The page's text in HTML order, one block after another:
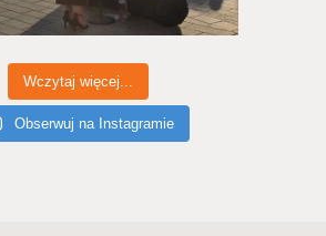
Wczytaj więcej...
Obserwuj na Instagramie